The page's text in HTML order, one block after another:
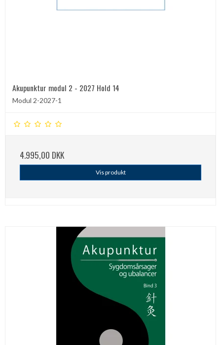
Akupunktur modul 2 - 2027 Hold 14
Modul 2-2027-1
4.995,00 DKK
Vis produkt